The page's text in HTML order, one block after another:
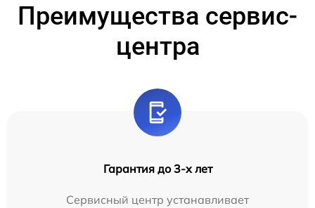
Преимущества сервис-
центра
Гарантия до 3-х лет
Сервисный центр устанавливает